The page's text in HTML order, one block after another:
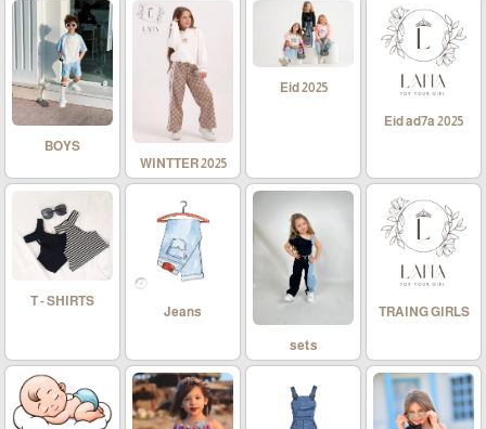
Eid ad7a 2025
Eid 2025
WINTTER 2025
BOYS
TRAING GIRLS
sets
Jeans
T - SHIRTS